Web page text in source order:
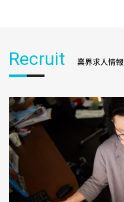
Recruit 業界求人情報